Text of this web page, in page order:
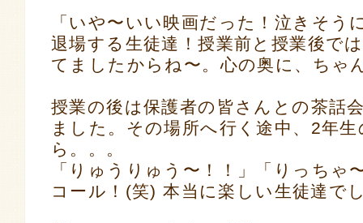
「いや〜いい映画だった！泣きそう
退場する生徒達！授業前と授業後で
てましたからね〜。心の奥に、ちゃ
授業の後は保護者の皆さんとの茶話
ました。その場所へ行く途中、2年
ら。。。
「りゅうりゅう〜！！」「りっちゃ
コール！(笑) 本当に楽しい生徒達で